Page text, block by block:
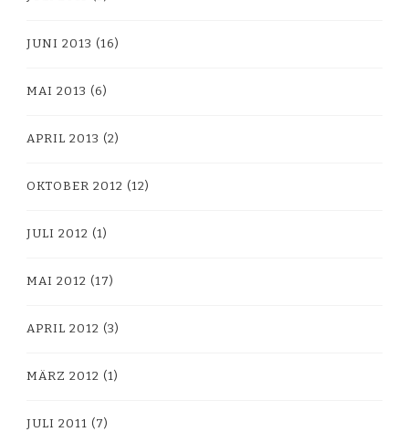
JUNI 2013 (16)
MAI 2013 (6)
APRIL 2013 (2)
OKTOBER 2012 (12)
JULI 2012 (1)
MAI 2012 (17)
APRIL 2012 (3)
MÄRZ 2012 (1)
JULI 2011 (7)